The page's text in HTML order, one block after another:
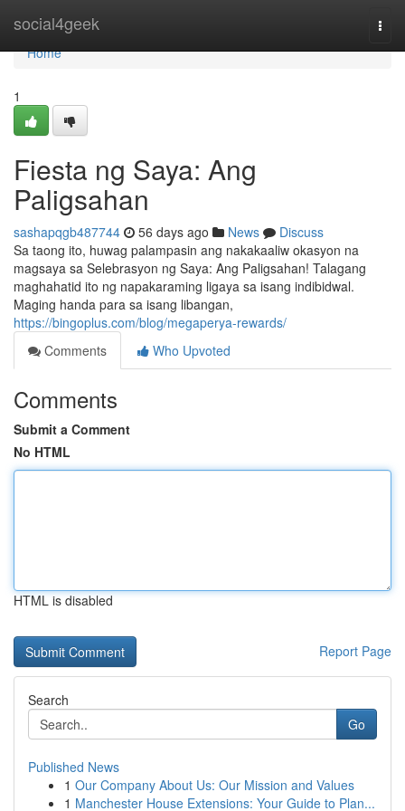
social4geek
Home
Home
1
Fiesta ng Saya: Ang
Paligsahan
sashapqgb487744 56 days ago News
Discuss
Sa taong ito, huwag palampasin ang nakakaaliw okasyon na
magsaya sa Selebrasyon ng Saya: Ang Paligsahan! Talagang
maghahatid ito ng napakaraming ligaya sa isang indibidwal.
Maging handa para sa isang libangan,
https://bingoplus.com/blog/megaperya-rewards/
Comments
Who Upvoted
Comments
Submit a Comment
No HTML
HTML is disabled
Report Page
Search
Go
Published News
1 Our Company About Us: Our Mission and Values
1 Manchester House Extensions: Your Guide to Plan...